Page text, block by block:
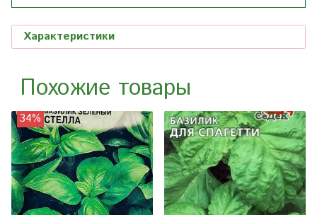
Характеристики
Похожие товары
34%